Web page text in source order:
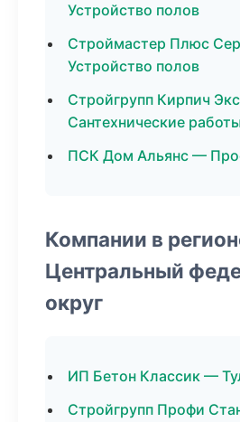
Устройство полов
Строймастер Плюс
Устройство полов
Стройгрупп Кирпич
Сантехнические
ПСК Дом Альянс —
Компании в
Центральный
округ
ИП Бетон Классик —
Стройгрупп Профи